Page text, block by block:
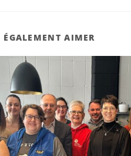
ÉGALEMENT AIMER